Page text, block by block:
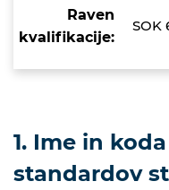
Raven
kvalifikacije:
SOK
1. Ime in
standardov